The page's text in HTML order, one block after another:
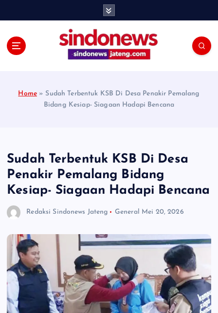
Home» Sudah Terbentuk KSB Di Desa Penakir Pemalang
Bidang Kesiap- Siagaan Hadapi Bencana
Sudah Terbentuk KSB Di Desa
Penakir Pemalang Bidang
Kesiap- Siagaan Hadapi Bencana
Redaksi Sindonews Jateng General Mei 20, 2026